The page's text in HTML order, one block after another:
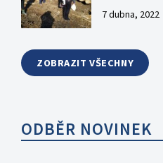
7 dubna, 2022
ZOBRAZIT VŠECHNY
ODBĚR NOVINEK